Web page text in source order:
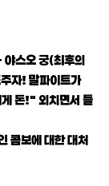
야스오 궁(최후의
! 말파이트가
돈!" 외치면서 들
콤보에 대한 대처